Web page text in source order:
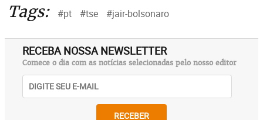
Tags: #pt #tse #jair-bolsonaro
RECEBA NOSSA NEWSLETTER
Comece o dia com as notícias selecionadas pelo nosso editor
RECEBER